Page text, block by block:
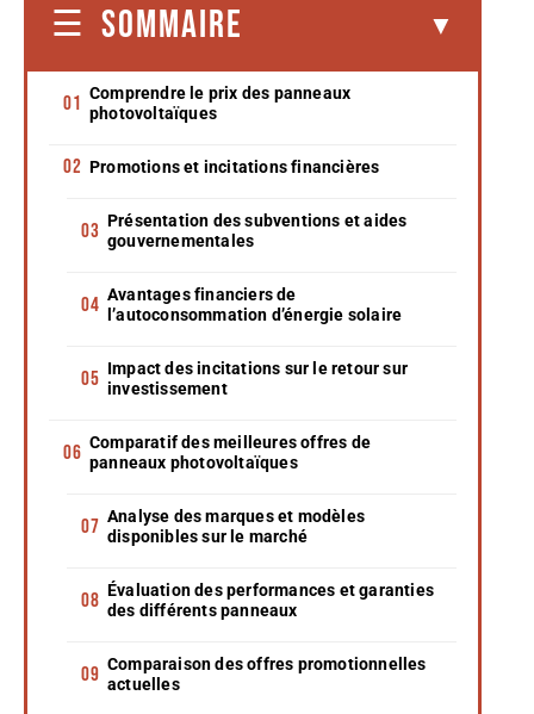
SOMMAIRE
Comprendre le prix des panneaux
photovoltaïques
Promotions et incitations financières
Présentation des subventions et aides
gouvernementales
Avantages financiers de
l’autoconsommation d’énergie solaire
Impact des incitations sur le retour sur
investissement
Comparatif des meilleures offres de
panneaux photovoltaïques
Analyse des marques et modèles
disponibles sur le marché
Évaluation des performances et garanties
des différents panneaux
Comparaison des offres promotionnelles
actuelles